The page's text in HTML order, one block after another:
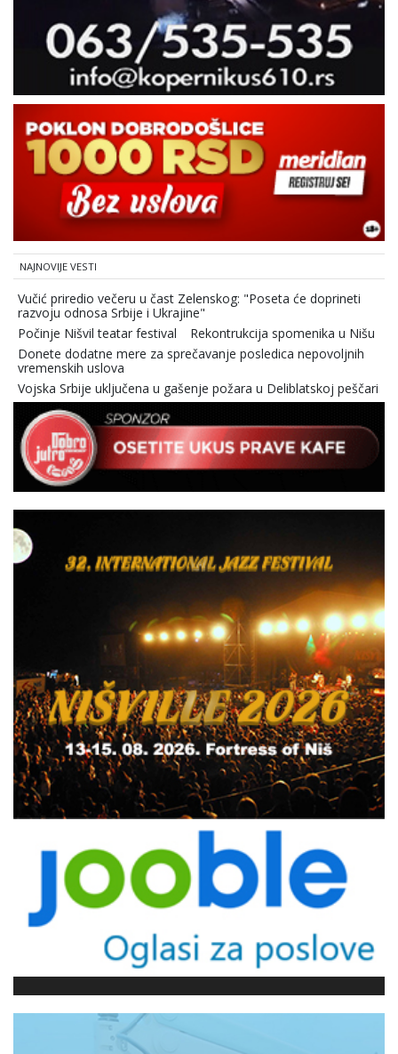
NAJNOVIJE VESTI
Vučić priredio večeru u čast Zelenskog: "Poseta će doprineti
razvoju odnosa Srbije i Ukrajine"
Počinje Nišvil teatar festival
Rekontrukcija spomenika u Nišu
Donete dodatne mere za sprečavanje posledica nepovoljnih
vremenskih uslova
Vojska Srbije uključena u gašenje požara u Deliblatskoj peščari